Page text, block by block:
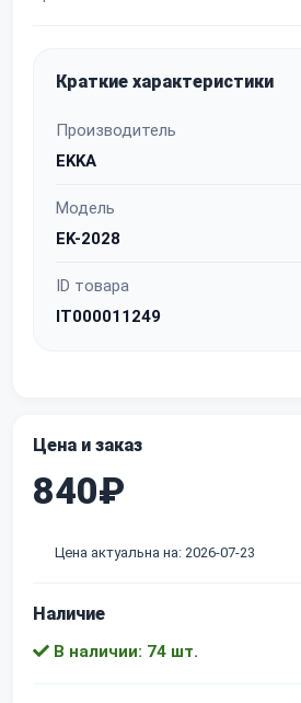
Краткие характеристики
Производитель
EKKA
Модель
EK-2028
ID товара
IT000011249
Цена и заказ
840₽
Цена актуальна на: 2026-07-23
Наличие
В наличии: 74 шт.